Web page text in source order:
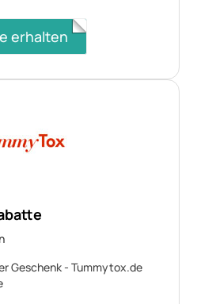
erhalten
Geschenk - Tummytox.de